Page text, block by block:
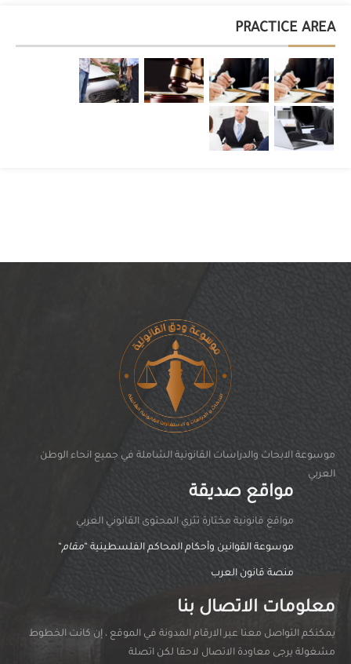
PRACTICE AREA
موسوعة الابحاث والدراسات القانونية الشاملة في جميع انحاء الوطن
العربي
مواقع صديقة
مواقغ قانونية مختارة تثري المحتوى القانوني العربي
موسوعة القوانين وأحكام المحاكم الفلسطينية “مقام“
منصة قانون العرب
معلومات الاتصال بنا
يمكنكم التواصل معنا عبر الارقام المدونة في الموقع ، إن كانت الخطوط
مشغولة يرجى معاودة الاتصال لاحقا لكن اتصلة